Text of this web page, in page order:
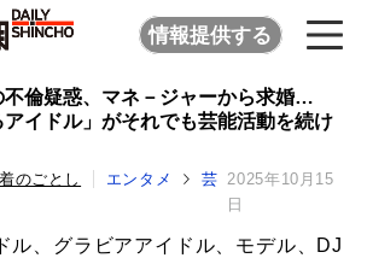
情報提供する
不倫疑惑、マネ－ジャーから求婚…
アイドル」がそれでも芸能活動を続け
のごとし エンタメ
芸 2025年10月15
日
、グラビアアイドル、モデル、DJ